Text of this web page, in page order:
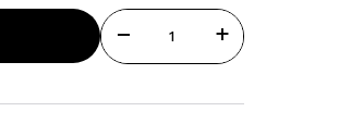
remove add